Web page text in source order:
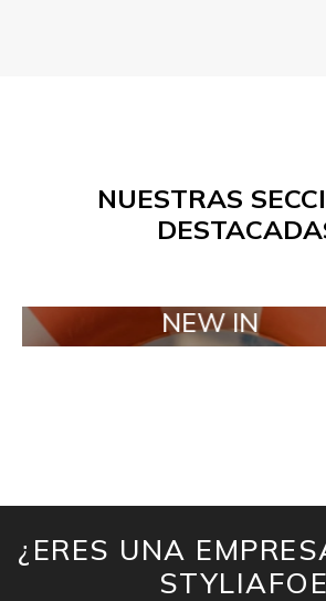
NUESTRAS
NEW IN
¿ERES UNA